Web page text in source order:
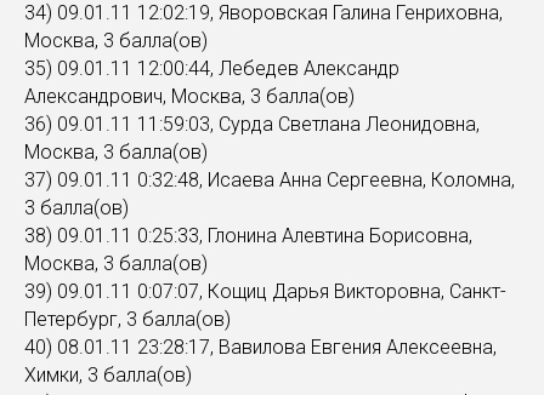
34) 09.01.11 12:02:19, Яворовская Галина Генриховна,
Москва, 3 балла(ов)
35) 09.01.11 12:00:44, Лебедев Александр
Александрович, Москва, 3 балла(ов)
36) 09.01.11 11:59:03, Сурда Светлана Леонидовна,
Москва, 3 балла(ов)
37) 09.01.11 0:32:48, Исаева Анна Сергеевна, Коломна,
3 балла(ов)
38) 09.01.11 0:25:33, Глонина Алевтина Борисовна,
Москва, 3 балла(ов)
39) 09.01.11 0:07:07, Кощиц Дарья Викторовна, Санкт-
Петербург, 3 балла(ов)
40) 08.01.11 23:28:17, Вавилова Евгения Алексеевна,
Химки, 3 балла(ов)